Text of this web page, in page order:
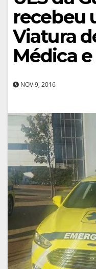
recebeu
Viatura
Médica
NOV 9, 2016